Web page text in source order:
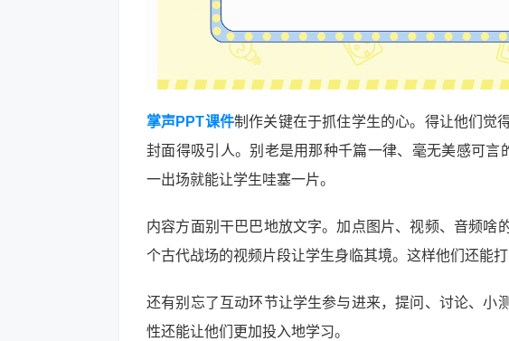
掌声PPT课件制作关键在于抓住学生的心。得让他们觉
封面得吸引人。别老是用那种千篇一律、毫无美感可言
一出场就能让学生哇塞一片。
内容方面别干巴巴地放文字。加点图片、视频、音频啥
个古代战场的视频片段让学生身临其境。这样他们还能打
还有别忘了互动环节让学生参与进来，提问、讨论、小
性还能让他们更加投入地学习。